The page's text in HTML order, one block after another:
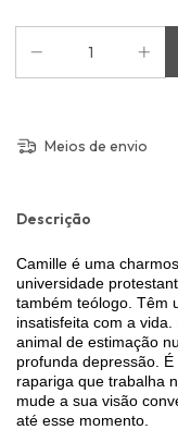
Meios de envio
Descrição
Camille é uma
universidade
também teólogo. Têm
insatisfeita com a
animal de estimação
profunda depressão.
rapariga que trabalha
mude a sua visão
até esse momento.